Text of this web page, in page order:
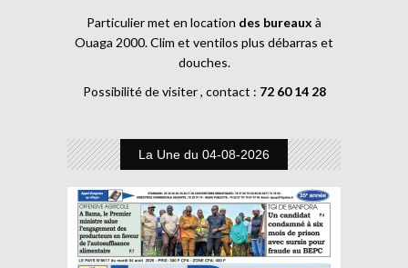
Particulier met en location des bureaux à
Ouaga 2000. Clim et ventilos plus débarras et
douches.
Possibilité de visiter , contact : 72 60 14 28
La Une du 04-08-2026